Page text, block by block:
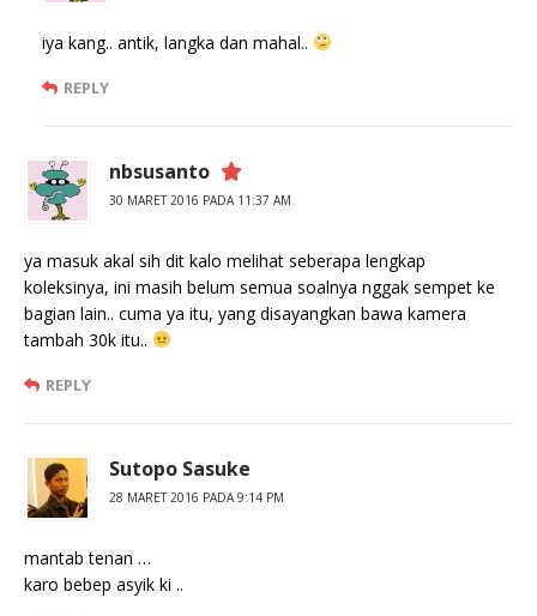
iya kang.. antik, langka dan mahal..
REPLY
nbsusanto
30 MARET 2016 PADA 11:37 AM
ya masuk akal sih dit kalo melihat seberapa lengkap
koleksinya, ini masih belum semua soalnya nggak sempet ke
bagian lain.. cuma ya itu, yang disayangkan bawa kamera
tambah 30k itu..
REPLY
Sutopo Sasuke
28 MARET 2016 PADA 9:14 PM
mantab tenan …
karo bebep asyik ki ..